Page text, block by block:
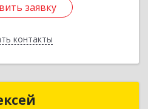
заявку
контакты
заявку
Назад
Алексей